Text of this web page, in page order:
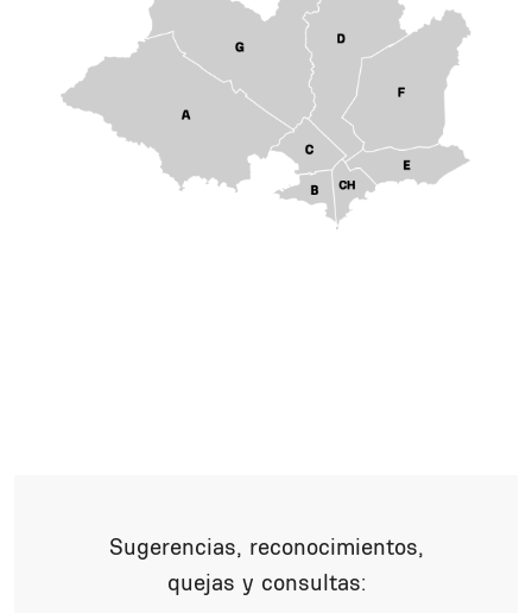
Sugerencias, reconocimientos,
quejas y consultas: